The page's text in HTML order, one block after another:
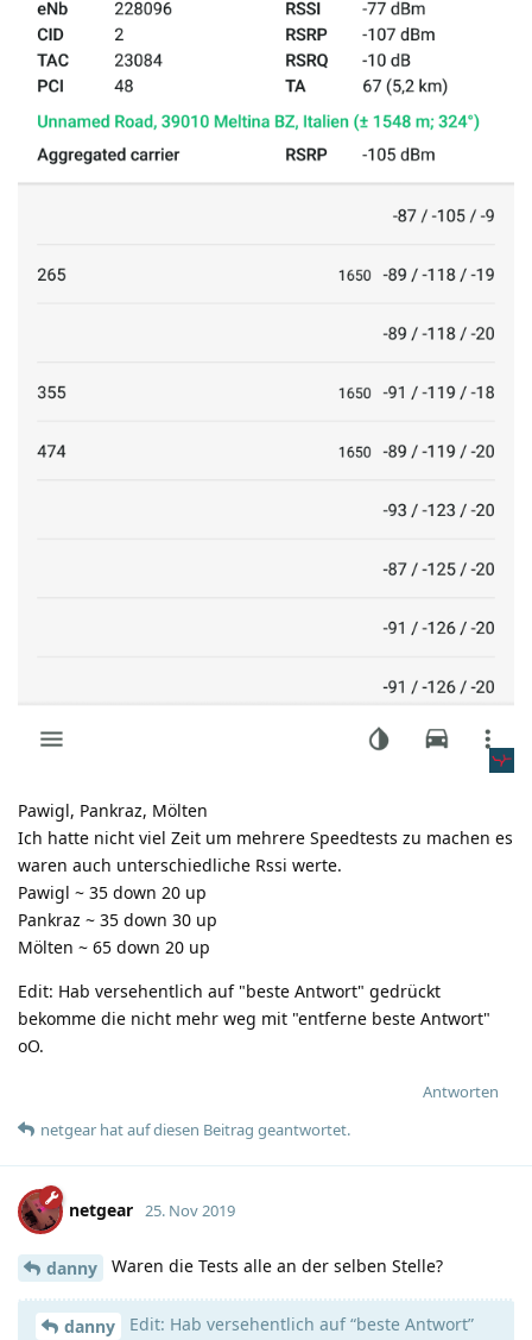
Pawigl, Pankraz, Mölten
Ich hatte nicht viel Zeit um mehrere Speedtests zu machen es
waren auch unterschiedliche Rssi werte.
Pawigl ~ 35 down 20 up
Pankraz ~ 35 down 30 up
Mölten ~ 65 down 20 up
Edit: Hab versehentlich auf "beste Antwort" gedrückt
bekomme die nicht mehr weg mit "entferne beste Antwort"
oO.
Antworten
netgear hatauf diesen Beitrag geantwortet.
netgear 25. Nov 2019
danny Waren die Tests alle an der selben Stelle?
danny
Edit: Hab versehentlich auf “beste Antwort”